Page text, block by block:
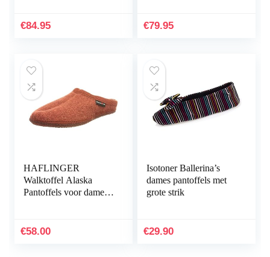
€84.95 €79.95
HAFLINGER
Walktoffel Alaska
Pantoffels voor dames,
€58.00
Isotoner Ballerina’s
dames pantoffels met
grote strik
€29.90